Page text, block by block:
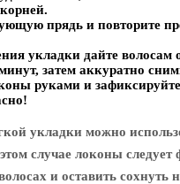
прядь и повторите
укладки дайте волосам
затем аккуратно
руками и зафиксируйте
укладки можно
случае локоны следует
и оставить сохнуть